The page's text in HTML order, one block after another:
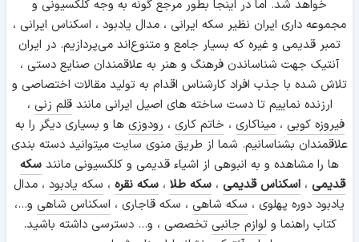
خواهد شد. اما در اینجا بطور مرجع گونه به وجه کلکسیونی و
مجموعه داری ایران نظیر سکه ایرانی ، مدال یادبود ، اسکناس ایرانی ،
تمبر قدیمی و غیره که بسیار جامع و متنوع‌اند می‌پردازیم. در ایران
آنتیک جهت شناساندن فرهنگ و هنر به علاقمندان صنایع دستی ،
تلاش شده با جذب افراد کارشناس اقدام به تولید مقالات اختصاصی و
ارزنده نماییم تا دست ساخته های اصیل ایرانی مانندقلم زنی ،
فیروزه کوبی ،میناکاری ، خاتم کاری ، رودوزی ها و بسیاری دیگر را به
علاقمندان بشناسانیم. شما از طریق منوی سایت میتوانید دسته بندی
ها را مشاهده و به انبوهی از اشیاء قدیمی و کلکسیونی مانند سکه
قدیمی ، اسکناس قدیمی ، سکه طلا ، سکه نقره ، سکه یادبود ، مدال
یادبود دوره پهلوی ، سکه شاهی ، سکه قاجاری ، اسکناس شاهی و...،
کتاب راهنما و لوازم جانبی تخصصی ، و... دسترسی داشته باشید.